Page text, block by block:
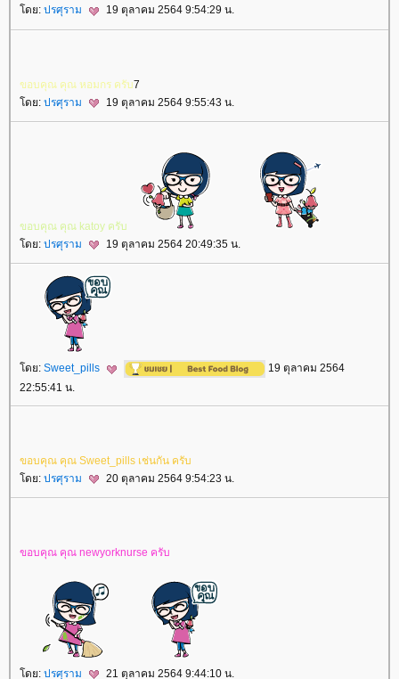
ดย: ปรศุราม 19 ตุลาคม 2564 9:54:29 น.
ขอบคุณ​ คุณ​ หอม​กร​ ครับ​7
ดย: ปรศุราม 19 ตุลาคม 2564 9:55:43 น.
ขอบคุณ​ คุณ​ katoy ครับ​
ดย: ปรศุราม 19 ตุลาคม 2564 20:49:35 น.
ดย: Sweet_pills
19 ตุลาคม 2564
22:55:41 น.
ขอบคุณ​ คุณ​ Sweet_pills เช่นกัน​ ครับ​
ดย: ปรศุราม 20 ตุลาคม 2564 9:54:23 น.
ขอบคุณ​ คุณ​ newyorknurse ครับ​
ดย: ปรศุราม 21 ตุลาคม 2564 9:44:10 น.